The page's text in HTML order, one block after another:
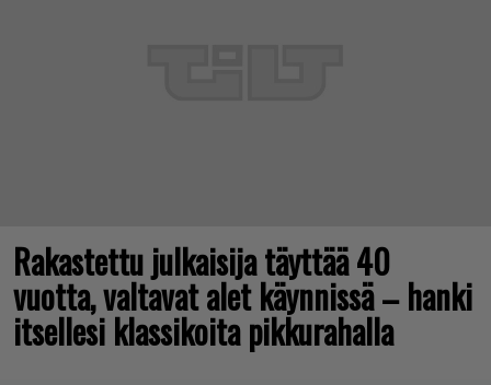
Rakastettu julkaisija täyttää 40
vuotta, valtavat alet käynnissä – hanki
itsellesi klassikoita pikkurahalla